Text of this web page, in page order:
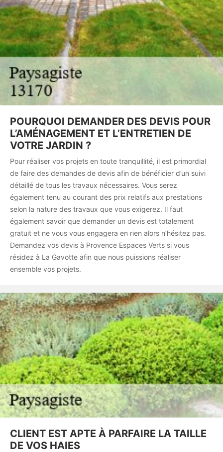
POURQUOI DEMANDER DES DEVIS POUR
L’AMÉNAGEMENT ET L’ENTRETIEN DE
VOTRE JARDIN ?
Pour réaliser vos projets en toute tranquillité, il est primordial
de faire des demandes de devis afin de bénéficier d’un suivi
détaillé de tous les travaux nécessaires. Vous serez
également tenu au courant des prix relatifs aux prestations
selon la nature des travaux que vous exigerez. Il faut
également savoir que demander un devis est totalement
gratuit et ne vous vous engagera en rien alors n’hésitez pas.
Demandez vos devis à Provence Espaces Verts si vous
résidez à La Gavotte afin que nous puissions réaliser
ensemble vos projets.
CLIENT EST APTE À PARFAIRE LA TAILLE
DE VOS HAIES